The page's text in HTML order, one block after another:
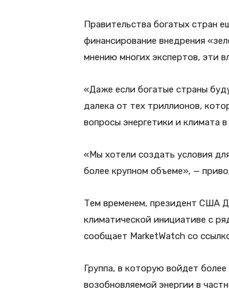
Правительства богатых стран
финансирование внедрения
мнению многих экспертов, эти
«Даже если богатые страны
далека от тех триллионов,
вопросы энергетики и климата
«Мы хотели создать условия
более крупном объеме», —
Тем временем, президент США
климатической инициативе с
сообщает MarketWatch со
Группа, в которую войдет
возобновляемой энергии в